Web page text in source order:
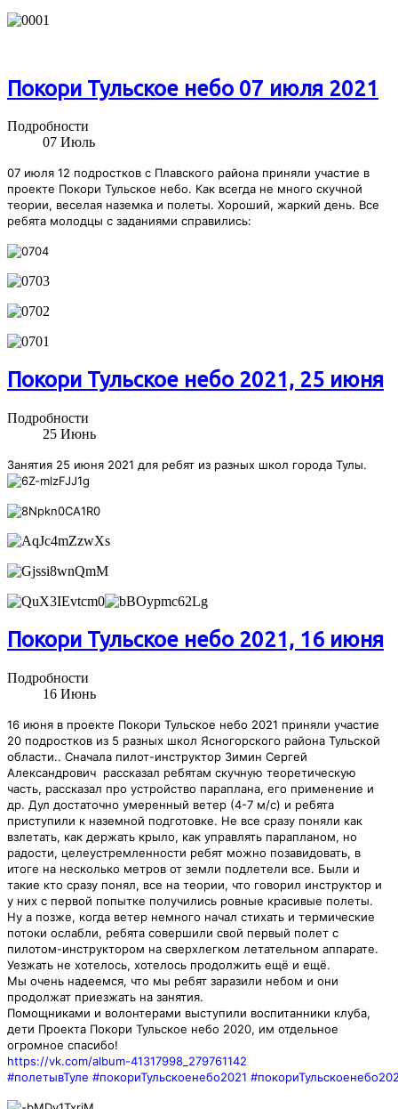
Покори Тульское небо 07 июля 2021
Подробности
07 Июль
07 июля 12 подростков с Плавского района приняли участие в
проекте Покори Тульское небо. Как всегда не много скучной
теории, веселая наземка и полеты. Хороший, жаркий день. Все
ребята молодцы с заданиями справились:
Покори Тульское небо 2021, 25 июня
Подробности
25 Июнь
Занятия 25 июня 2021 для ребят из разных школ города Тулы.
Покори Тульское небо 2021, 16 июня
Подробности
16 Июнь
16 июня в проекте Покори Тульское небо 2021 приняли участие
20 подростков из 5 разных школ Ясногорского района Тульской
области.. Сначала пилот-инструктор Зимин Сергей
Александрович рассказал ребятам скучную теоретическую
часть, рассказал про устройство параплана, его применение и
др. Дул достаточно умеренный ветер (4-7 м/с) и ребята
приступили к наземной подготовке. Не все сразу поняли как
взлетать, как держать крыло, как управлять парапланом, но
радости, целеустремленности ребят можно позавидовать, в
итоге на несколько метров от земли подлетели все. Были и
такие кто сразу понял, все на теории, что говорил инструктор и
у них с первой попытке получились ровные красивые полеты.
Ну а позже, когда ветер немного начал стихать и термические
потоки ослабли, ребята совершили свой первый полет с
пилотом-инструктором на сверхлегком летательном аппарате.
Уезжать не хотелось, хотелось продолжить ещё и ещё.
Мы очень надеемся, что мы ребят заразили небом и они
продолжат приезжать на занятия.
Помощниками и волонтерами выступили воспитанники клуба,
дети Проекта Покори Тульское небо 2020, им отдельное
огромное спасибо!
https://vk.com/album-41317998_279761142
#полетывТуле #покориТульскоенебо2021